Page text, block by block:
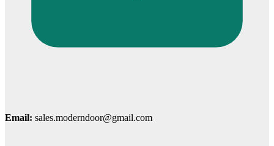
Email: sales.moderndoor@gmail.com